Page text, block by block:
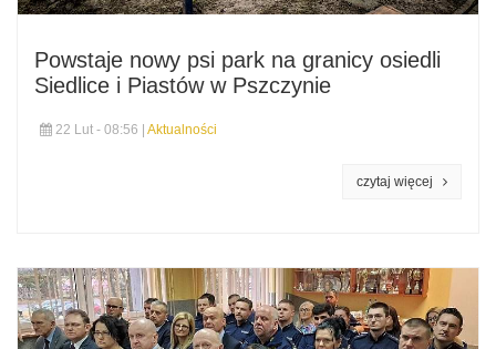
Powstaje nowy psi park na granicy osiedli
Siedlice i Piastów w Pszczynie
22 Lut - 08:56 | Aktualności